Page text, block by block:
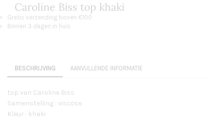
Caroline Biss top khaki
Gratis verzending boven €100
Binnen 3 dagen in huis
BESCHRIJVING AANVULLENDE INFORMATIE
top van Caroline Biss
Samenstelling : viscose
Kleur : khaki